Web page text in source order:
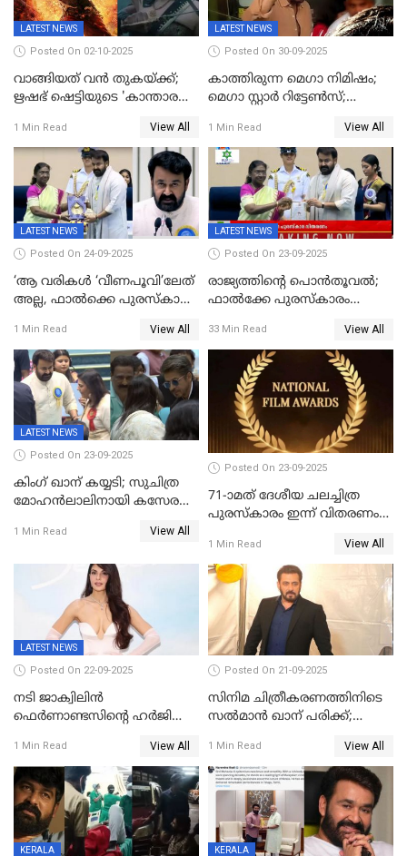
LATEST NEWS
Posted On 02-10-2025
വാങ്ങിയത് വൻ തുകയ്ക്ക്;
ഋഷഭ് ഷെട്ടിയുടെ 'കാന്താര
കാണാം
1 Min Read View All
LATEST NEWS
Posted On 30-09-2025
കാത്തിരുന്ന മെഗാ നിമിഷം;
മെഗാ സ്റ്റാർ റിട്ടേൺസ്;
ക്യാമറയ്ക്ക് മുന്നിലേക്ക്
1 Min Read View All
LATEST NEWS
Posted On 24-09-2025
‘ആ വരികള്‍ ‘വീണപൂവി’ലേത്
അല്ല, ഫാൽക്കെ പുരസ്‌കാരം
മോഹന്‍ലാല്‍ ഉദ്ധരിച്ച
വരികളെ ചൊല്ലി
സാമൂഹികമാധ്യമങ്ങളില്‍
ചര്‍ച്ച
1 Min Read View All
LATEST NEWS
Posted On 23-09-2025
രാജ്യത്തിന്റെ പൊൻതൂവൽ;
ഫാൽക്കേ പുരസ്കാരം
സിനിമ ആത്മാവിന്റെ
സ്പന്ദനമെന്ന് ലാൽ;
ഉർവശിക്കും വിജയരാഘവനും
ദേശീയ അവാർഡ്
33 Min Read View All
LATEST NEWS
Posted On 23-09-2025
കിംഗ് ഖാന് കയ്യടി; സുചിത്ര
മോഹൻലാലിനായി കസേര
ഖാൻ
1 Min Read View All
Posted On 23-09-2025
71-ാമത് ദേശീയ ചലച്ചിത്ര
പുരസ്‌കാരം ഇന്ന് വിതരണം
1 Min Read View All
LATEST NEWS
Posted On 22-09-2025
നടി ജാക്വിലിന്‍
ഫെര്‍ണാണ്ടസിന്റെ ഹര്‍ജി
1 Min Read View All
Posted On 21-09-2025
സിനിമ ചിത്രീകരണത്തിനിടെ
സൽമാൻ ഖാന് പരിക്ക്;
മുംബൈയിലേക്ക് മടങ്ങി
1 Min Read View All
KERALA KERALA